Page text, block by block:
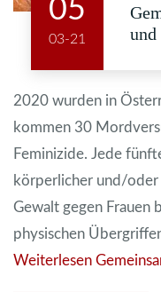
05
03-21
2020 wurden in
kommen 30
Feminizide. Jede
körperlicher und/oder
Gewalt gegen Frauen
physischen
Weiterlesen